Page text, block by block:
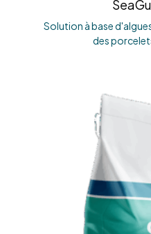
Solution à base
des